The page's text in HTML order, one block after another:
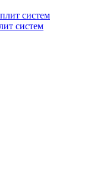
систем
систем